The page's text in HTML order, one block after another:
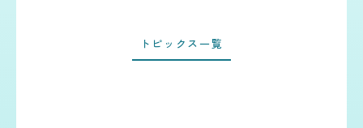
トピックス一覧